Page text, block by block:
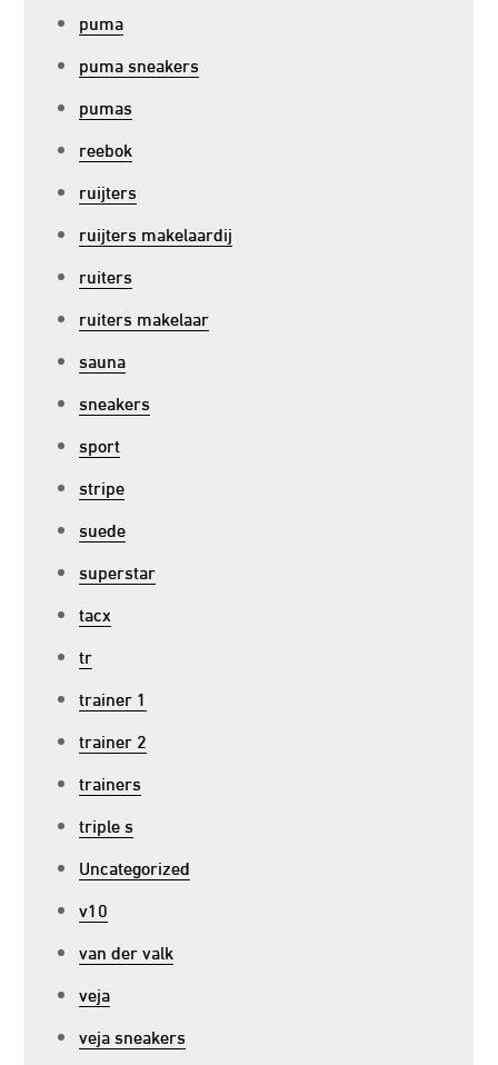
puma
puma sneakers
pumas
reebok
ruijters
ruijters makelaardij
ruiters
ruiters makelaar
sauna
sneakers
sport
stripe
suede
superstar
tacx
tr
trainer 1
trainer 2
trainers
triple s
Uncategorized
v10
van der valk
veja
veja sneakers